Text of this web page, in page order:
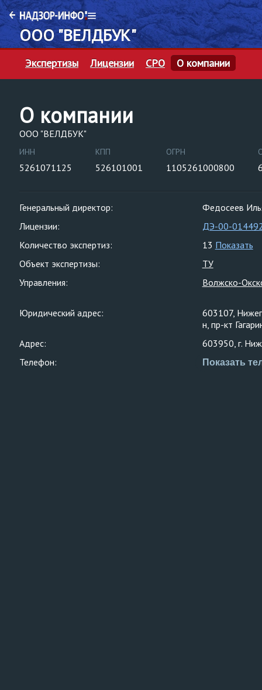
ООО "ВЕЛДБУК"
Экспертизы Лицензии СРО О компании
О компании
ООО "ВЕЛДБУК"
ИНН
5261071125
КПП
526101001
ОГРН
1105261000800
Генеральный директор:
Федосеев
Лицензии:
ДЭ-00-
Количество экспертиз:
13 Показать
Объект экспертизы:
ТУ
Управления:
Волжско-
Юридический адрес:
603107,
н, пр-кт
Адрес:
603950, г.
Телефон:
Показать